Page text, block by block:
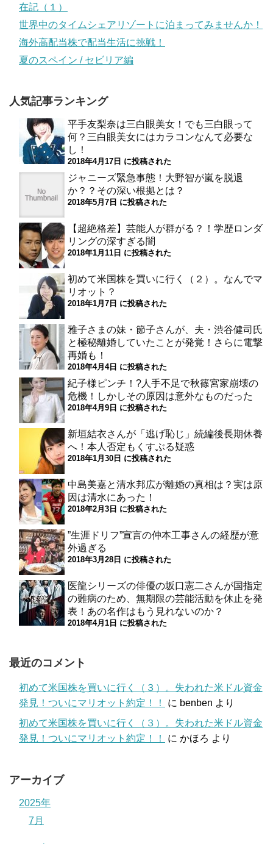
在記（１）
世界中のタイムシェアリゾートに泊まってみませんか！
海外高配当株で配当生活に挑戦！
夏のスペイン / セビリア編
人気記事ランキング
平手友梨奈は三白眼美女！でも三白眼って
何？三白眼美女にはカラコンなんて必要な
し！
2018年4月17日 に投稿された
ジャニーズ緊急事態！大野智が嵐を脱退
か？？その深い根拠とは？
2018年5月7日 に投稿された
【超絶格差】芸能人が群がる？！学歴ロンダ
リングの深すぎる闇
2018年1月11日 に投稿された
初めて米国株を買いに行く（２）。なんでマ
リオット？
2018年1月7日 に投稿された
雅子さまの妹・節子さんが、夫・渋谷健司氏
と極秘離婚していたことが発覚！さらに電撃
再婚も！
2018年4月4日 に投稿された
紀子様ピンチ！?人手不足で秋篠宮家崩壊の
危機！しかしその原因は意外なものだった
2018年4月9日 に投稿された
新垣結衣さんが「逃げ恥じ」続編後長期休養
へ！本人否定もくすぶる疑惑
2018年1月30日 に投稿された
中島美嘉と清水邦広が離婚の真相は？実は原
因は清水にあった！
2018年2月3日 に投稿された
”生涯ドリフ”宣言の仲本工事さんの経歴が意
外過ぎる
2018年3月28日 に投稿された
医龍シリーズの俳優の坂口憲二さんが国指定
の難病のため、無期限の芸能活動を休止を発
表！あの名作はもう見れないのか？
2018年4月1日 に投稿された
最近のコメント
初めて米国株を買いに行く（３）。失われた米ドル資金
発見！ついにマリオット約定！！
に benben より
初めて米国株を買いに行く（３）。失われた米ドル資金
発見！ついにマリオット約定！！
に かほろ より
アーカイブ
2025年
7月